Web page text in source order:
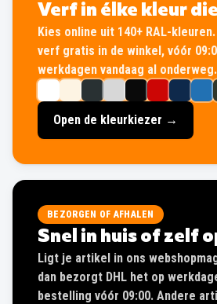
Verf in élke kleur
Kies online uit 140+ RAL-
verf gratis in de winkel, vóór
werkdagen vandaag al onderweg.
Open de kleurkiezer →
BEZORGEN OF AFHALEN
Snel in huis of zelf
Ligt je artikel in ons
dan bezorgt DHL het op
bestelling vóór 09:00. Andere